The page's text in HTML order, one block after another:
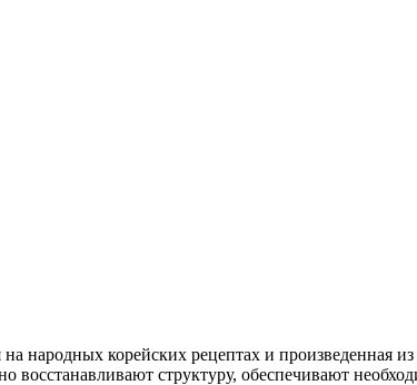
народных корейских рецептах и произведенная
восстанавливают структуру, обеспечивают